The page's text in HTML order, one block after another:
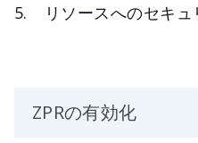
リソースへのセキ
ZPRの有効化